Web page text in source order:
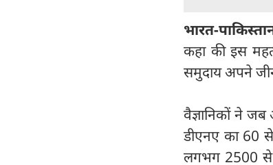
भारत-
कहा की इस
समुदाय अपने
वैज्ञानिकों ने
डीएनए का 60 से
लगभग 2500 से